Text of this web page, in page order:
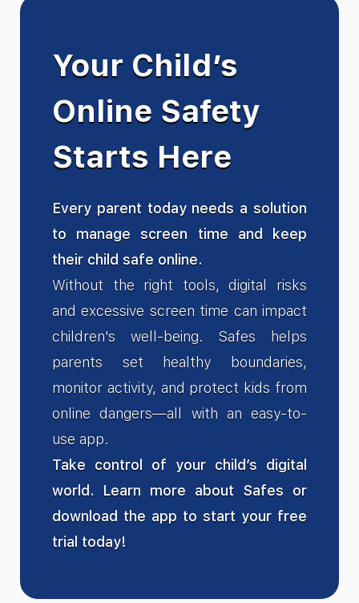
Your Child’s
Online Safety
Starts Here
Every parent today needs a solution
to manage screen time and keep
their child safe online.
Without the right tools, digital risks
and excessive screen time can impact
children's well-being. Safes helps
parents set healthy boundaries,
monitor activity, and protect kids from
online dangers—all with an easy-to-
use app.
Take control of your child’s digital
world. Learn more about Safes or
download the app to start your free
trial today!